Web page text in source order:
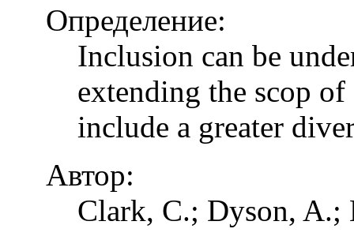
Определение:
Inclusion can be
extending the scop
include a greater
Автор:
Clark, C.; Dyson,